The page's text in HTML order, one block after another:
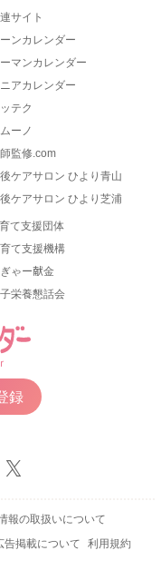
サイト
ンカレンダー
マンカレンダー
アカレンダー
テク
ーノ
監修.com
ケアサロン ひより青山
ケアサロン ひより芝浦
て支援団体
て支援機構
ゃー献金
栄養懇話会
録
報の取扱いについて
告掲載について
利用規約